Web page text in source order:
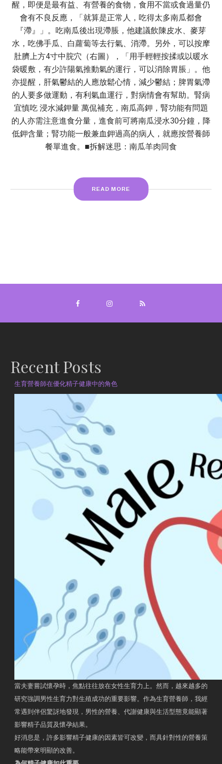
醒，即便是最有益、有營養的食物，食用不當或食過量仍
會有不良反應，「就算是正常人，吃得太多南瓜都會
『滯』」。吃南瓜後出現滯脹，他建議飲陳皮水、麥芽
水，吃佛手瓜、白蘿蔔等去行氣、消滯。另外，可以按摩
肚臍上方4寸中脘穴（右圖），「用手輕輕按揉或以暖水
袋暖敷，有少許陽氣推動氣的運行，可以消除胃脹」。他
亦提醒，肝氣鬱結的人應放鬆心情，減少鬱結；脾胃氣滯
的人要多做運動，有利氣血運行，對病情會有幫助。腎病
宜慎吃 浸水減鉀量 萬侃補充，南瓜高鉀，腎功能有問題
的人亦需注意進食分量，進食前可將南瓜浸水30分鐘，降
低鉀含量；腎功能一般兼血鉀過高的病人，就應按營養師
餐單進食。■拆解迷思：南瓜羊肉同食
READ MORE
Recent Posts
生育營養師在優化精子健康中的角色
當夫妻嘗試懷孕時，焦點往往放在女性生育力上。然而，越來越多的
研究強調男性生育力對生殖成功的重要影響。作為生育營養師，我經
常遇到伴侶驚訝地發現，男性的營養、代謝健康與生活型態竟能顯著
影響精子品質及懷孕結果。
好消息是，許多影響精子健康的因素皆可改變，而具針對性的營養策
略能帶來明顯的改善。